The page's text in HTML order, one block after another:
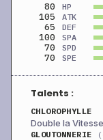
80 HP
105 ATK
65 DEF
100 SPA
70 SPD
70 SPE
Talents :
CHLOROPHYLLE
Double la
GLOUTONNERIE